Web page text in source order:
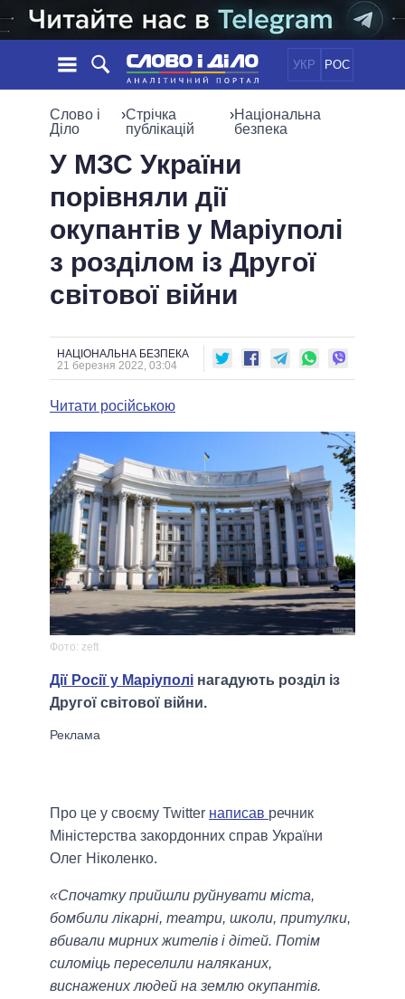
УКР РОС
НОВИНИ
СТРІЧКА
СТАТТІ
ДУМКИ
ОГЛЯДИ
ДАЙДЖЕСТИ
СУСПІЛЬСТВО
СВІТ
ОБIЦЯНКИ
ПОЛIТИКИ
УСІ ПОЛІТИКИ
ПРЕЗИДЕНТ І ОФІС
ВЕРХОВНА РАДА
ГОЛОВИ ОБЛАДМІНІСТРАЦІЙ
МЕРИ МІСТ
ІНФОГРАФІКА
ВІДЕО
ПОРІВНЯННЯ ПОЛІТИКІВ
Слово і
Діло
›Стрічка
публікацій
›Національна
безпека
У МЗС України
порівняли дії
окупантів у Маріуполі
з розділом із Другої
світової війни
НАЦІОНАЛЬНА БЕЗПЕКА
21 березня 2022, 03:04
Читати російською
Фото: zeft
Дії Росії у Маріуполі нагадують розділ із
Другої світової війни.
Про це у своєму Twitter написав речник
Міністерства закордонних справ України
Олег Ніколенко.
«Спочатку прийшли руйнувати міста,
бомбили лікарні, театри, школи, притулки,
вбивали мирних жителів і дітей. Потім
силоміць переселили наляканих,
виснажених людей на землю окупантів.